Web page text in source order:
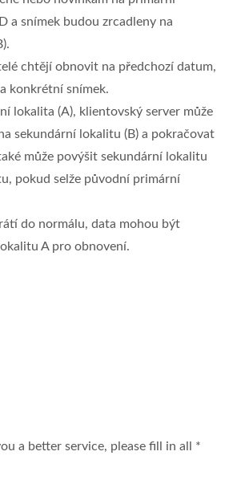
a snímek budou zrcadleny na
chtějí obnovit na předchozí datum,
konkrétní snímek.
lokalita (A), klientovský server může
sekundární lokalitu (B) a pokračovat
může povýšit sekundární lokalitu
pokud selže původní primární
do normálu, data mohou být
A pro obnovení.